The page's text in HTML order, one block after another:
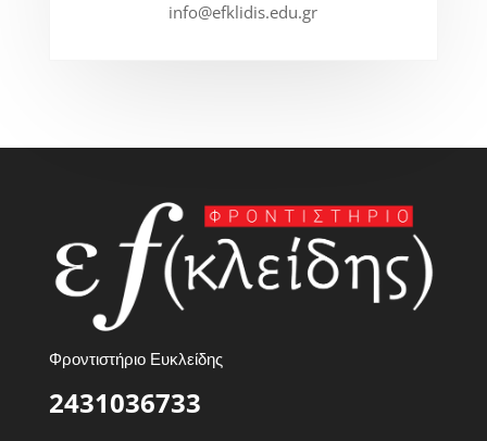
info@efklidis.edu.gr
Φροντιστήριο Ευκλείδης
2431036733